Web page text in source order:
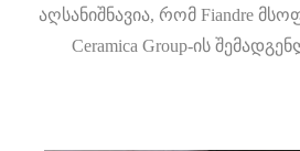
აღსანიშნავია, რომ Fiandre
Ceramica Group-ის